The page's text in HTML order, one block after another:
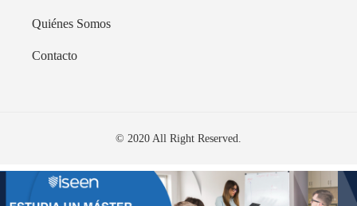
Quiénes Somos
Contacto
© 2020 All Right Reserved.